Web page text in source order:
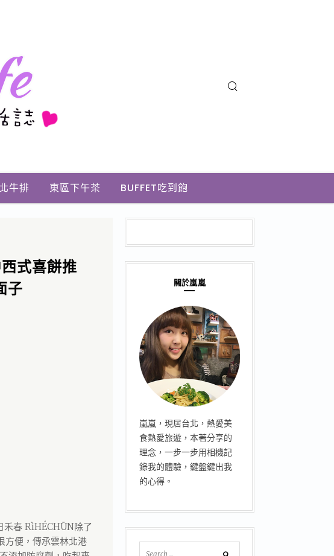
牛排 東區下午茶 BUFFET吃到飽
式喜餅推
子
禾春 RìHÉCHŪN除了
方便，傳承雲林北港
關於嵐嵐
嵐嵐，現居台北，熱愛美
食熱愛旅遊，本著分享的
理念，一步一步用相機記
錄我的體驗，鍵盤鍵出我
的心得。